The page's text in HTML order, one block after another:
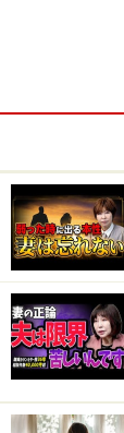
特に深刻な
代の妻に対
観し続ける